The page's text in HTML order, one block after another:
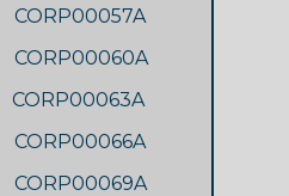
CORP00057A
CORP00060A
CORP00063A
CORP00066A
CORP00069A